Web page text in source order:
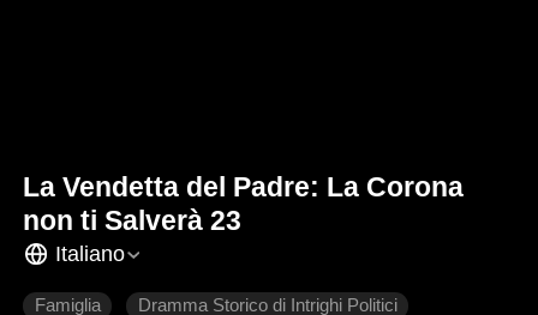
La Vendetta del Padre: La Corona
non ti Salverà 23
Italiano
Famiglia Dramma Storico di Intrighi Politici